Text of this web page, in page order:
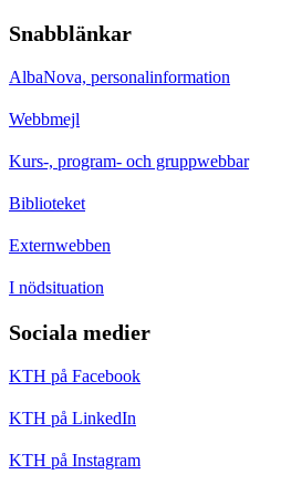
Snabblänkar
AlbaNova, personalinformation
Webbmejl
Kurs-, program- och gruppwebbar
Biblioteket
Externwebben
I nödsituation
Sociala medier
KTH på Facebook
KTH på LinkedIn
KTH på Instagram